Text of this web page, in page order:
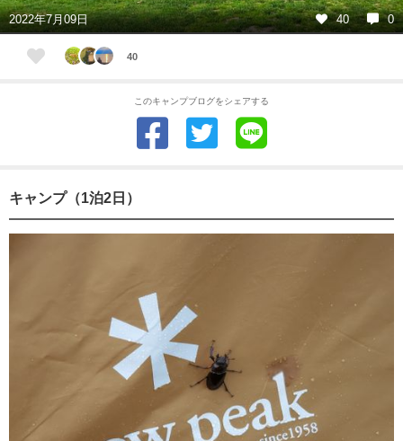
2022年7月09日 40 0
40
このキャンプブログをシェアする
キャンプ（1泊2日）